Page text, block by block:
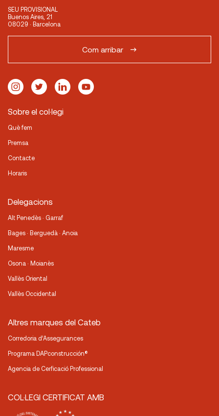
SEU PROVISIONAL
Buenos Aires, 21
08029 · Barcelona
Com arribar
Sobre el col·legi
Què fem
Premsa
Contacte
Horaris
Delegacions
Alt Penedès · Garraf
Bages · Berguedà · Anoia
Maresme
Osona · Moianès
Vallès Oriental
Vallès Occidental
Altres marques del Cateb
Corredoria d’Assegurances
Programa DAPconstrucción®
Agencia de Cerficació Professional
COL·LEGI CERTIFICAT AMB